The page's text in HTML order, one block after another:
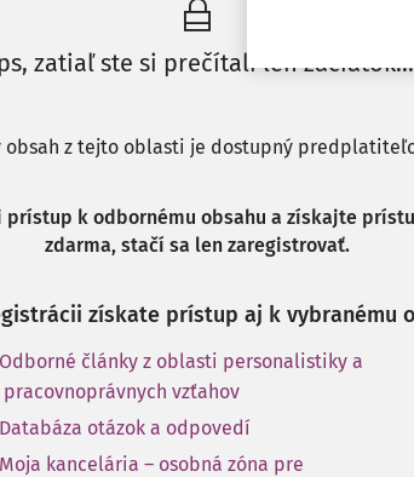
zatiaľ ste si prečítali len začiatok...
obsah z tejto oblasti je dostupný
prístup k odbornému obsahu a získajte
zdarma, stačí sa len zaregistrovať.
získate prístup aj k vybranému
Odborné články z oblasti personalistiky a
pracovnoprávnych vzťahov
Databáza otázok a odpovedí
Moja kancelária – osobná zóna pre